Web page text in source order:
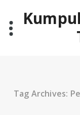
content
Tag Archives: